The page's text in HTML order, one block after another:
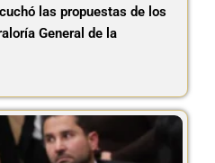
las propuestas de los
General de la